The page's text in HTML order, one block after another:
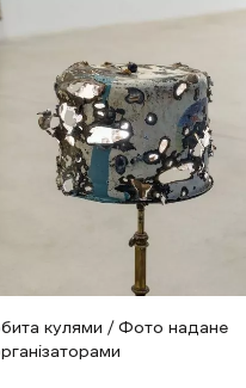
кулями / Фото надане